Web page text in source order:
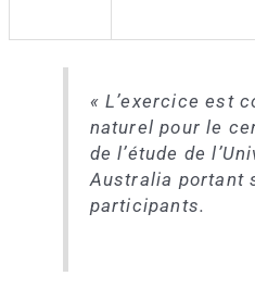
« L’exercice est
naturel pour le
de l’étude de
Australia portant
participants.